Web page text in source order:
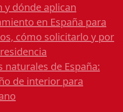
y dónde aplican
en España para
cómo solicitarlo y por
naturales de España:
de interior para